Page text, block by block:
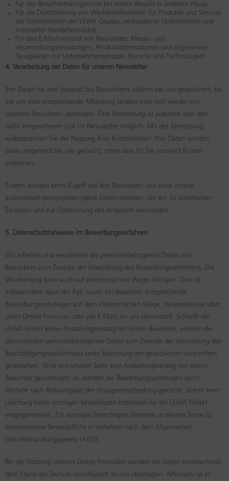
Für das Besuchermanagement bei einem Besuch in unserem Hause
Für die Durchführung von Werbemaßnahmen für Produkte und Services
der Unternehmen der LEWA Gruppe, verbundener Unternehmen und
lizensierter Handelsprodukte
Für den E-Mail-Versand von Newsletter, Messe- und
Veranstaltungseinladungen, Produktinformationen und allgemeinen
Neuigkeiten zur Unternehmensgruppe, Branche und Technologien
4. Verarbeitung der Daten für unseren Newsletter
Ihre Daten für den Versand des Newsletters bleiben bei uns gespeichert, bis
Sie uns eine entsprechende Mitteilung senden oder sich wieder von
unserem Newsletter abmelden. Eine Abmeldung ist jederzeit über den
dafür vorgesehenen Link im Newsletter möglich. Mit der Abmeldung
widersprechen Sie der Nutzung Ihrer Kontaktdaten. Ihre Daten werden
dann umgehend bei uns gelöscht, ohne dass für Sie insoweit Kosten
entstehen.
Zudem werden beim Zugriff auf den Newsletter und seine Inhalte
automatisch personenbezogene Daten erhoben, die wir zu statistischen
Zwecken und zur Optimierung des Angebots verwenden.
5. Datenschutzhinweise im Bewerbungsverfahren
Wir erheben und verarbeiten die personenbezogenen Daten von
Bewerbern zum Zwecke der Abwicklung des Bewerbungsverfahrens. Die
Verarbeitung kann auch auf elektronischem Wege erfolgen. Dies ist
insbesondere dann der Fall, wenn ein Bewerber entsprechende
Bewerbungsunterlagen auf dem elektronischen Wege, beispielsweise über
unser Online-Formular oder per E-Mail, an uns übermittelt. Schließt die
LEWA GmbH einen Anstellungsvertrag mit einem Bewerber, werden die
übermittelten personenbezogenen Daten zum Zwecke der Abwicklung des
Beschäftigungsverhältnisses unter Beachtung der gesetzlichen Vorschriften
gespeichert. Wird von unserer Seite kein Anstellungsvertrag mit einem
Bewerber geschlossen, so werden die Bewerbungsunterlagen sechs
Monate nach Bekanntgabe der Absageentscheidung gelöscht, sofern einer
Löschung keine sonstigen berechtigten Interessen für die LEWA GmbH
entgegenstehen. Ein sonstiges berechtigtes Interesse in diesem Sinne ist
beispielsweise Beweispflicht in Verfahren nach dem Allgemeinen
Gleichbehandlungsgesetz (AGG).
Bei der Nutzung unseres Online-Formulars werden die Daten entsprechend
dem Stand der Technik verschlüsselt an uns übertragen. Alternativ ist es